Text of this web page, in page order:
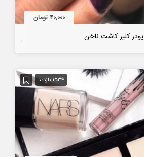
40,000 تومان
پودر کلیر کاشت ناخن
1534 بازدید